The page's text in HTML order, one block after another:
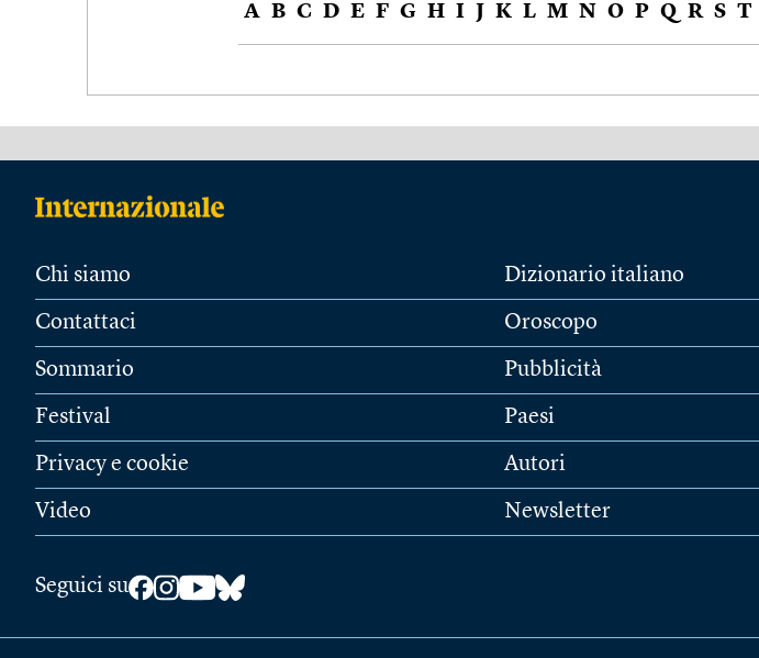
A B C D E F G H I J K L M N O P Q R S T
Chi siamo
Contattaci
Sommario
Festival
Privacy e cookie
Video
Dizionario italiano
Oroscopo
Pubblicità
Paesi
Autori
Newsletter
Seguici su